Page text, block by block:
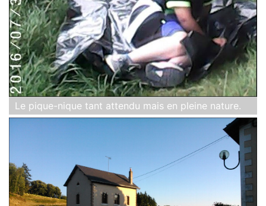
Le pique-nique tant attendu mais en pleine nature.